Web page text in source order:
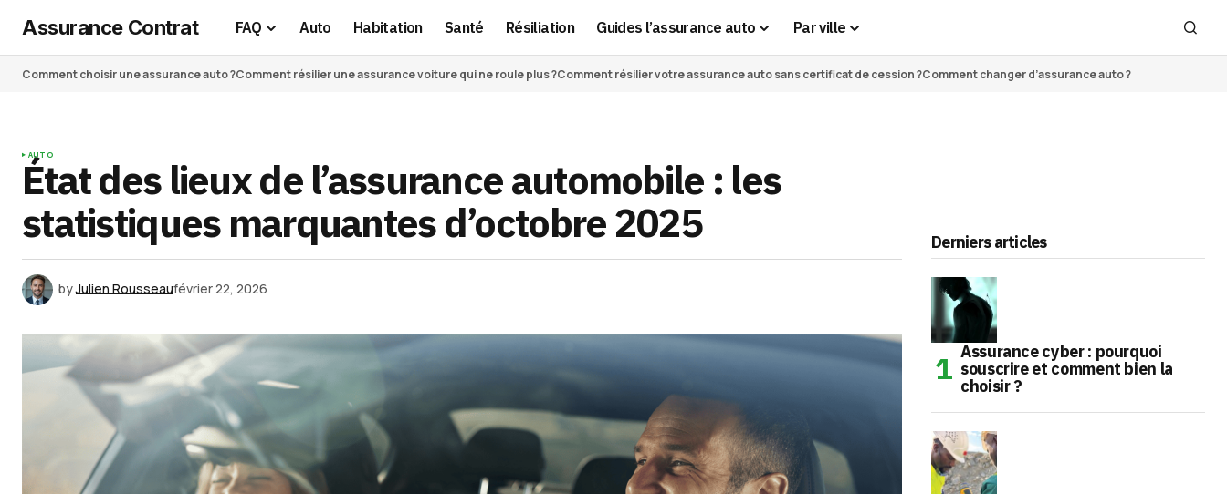
Assurance Contrat FAQ Auto Habitation Santé Résiliation Guides l’assurance auto Par ville
Comment choisir une assurance auto ?Comment résilier une assurance voiture qui ne roule plus ?Comment résilier votre assurance auto sans certificat de cession ?Comment changer d’assurance auto ?
AUTO
État des lieux de l’assurance automobile : les
statistiques marquantes d’octobre 2025
byJulien Rousseaufévrier 22, 2026
Derniers articles
Assurance cyber : pourquoi
souscrire et comment bien la
choisir ?